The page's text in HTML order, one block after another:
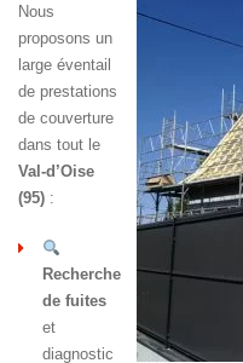
Nous
proposons un
large éventail
de prestations
de couverture
dans tout le
Val-d’Oise
(95) :
Recherche
de fuites
et
diagnostic